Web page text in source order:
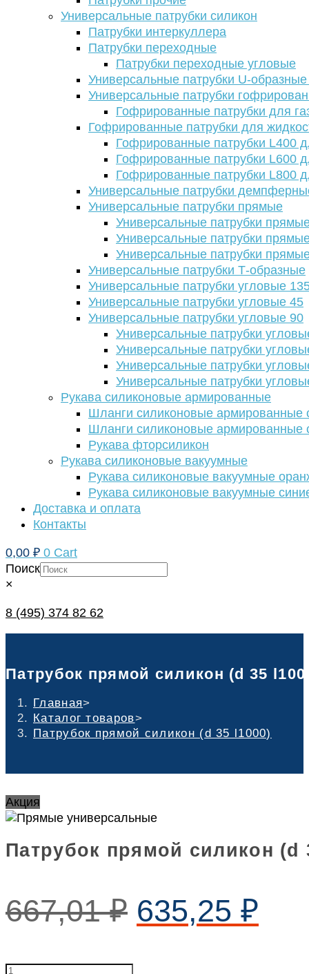
Универсальные патрубки силикон
Патрубки интеркуллера
Патрубки переходные
Патрубки переходные угловые
Универсальные патрубки U-
Универсальные патрубки
Гофрированные патрубки для
Гофрированные патрубки для
Гофрированные патрубки L400
Гофрированные патрубки L600
Гофрированные патрубки L800
Универсальные патрубки
Универсальные патрубки прямые
Универсальные патрубки
Универсальные патрубки
Универсальные патрубки
Универсальные патрубки Т-образные
Универсальные патрубки угловые
Универсальные патрубки угловые 45
Универсальные патрубки угловые 90
Универсальные патрубки
Универсальные патрубки
Универсальные патрубки
Универсальные патрубки
Рукава силиконовые армированные
Шланги силиконовые армированные
Шланги силиконовые армированные
Рукава фторсиликон
Рукава силиконовые вакуумные
Рукава силиконовые вакуумные
Рукава силиконовые вакуумные
Доставка и оплата
Контакты
0,00 ₽ 0 Cart
Поиск
×
8 (495) 374 82 62
Патрубок прямой силикон (d 35
Главная>
Каталог товаров>
Патрубок прямой силикон (d 35 l1000)
Акция
Патрубок прямой силикон (d
667,01₽ 635,25 ₽
Патрубок